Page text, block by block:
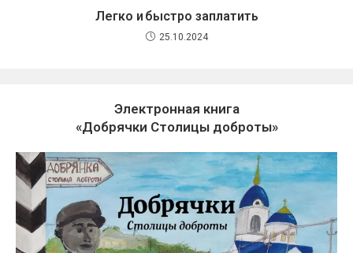
Легко и быстро заплатить
25.10.2024
Электронная книга
«Добрячки Столицы доброты»